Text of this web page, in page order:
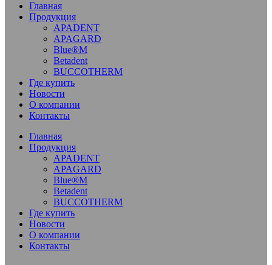
Главная
Продукция
APADENT
APAGARD
Blue®M
Betadent
BUCCOTHERM
Где купить
Новости
О компании
Контакты
Главная
Продукция
APADENT
APAGARD
Blue®M
Betadent
BUCCOTHERM
Где купить
Новости
О компании
Контакты